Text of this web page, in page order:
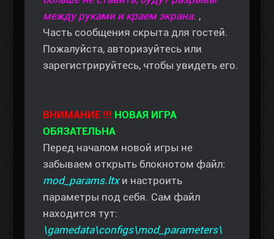
между руками и краем экрана. ,
Часть сообщения скрыта для гостей.
Пожалуйста, авторизуйтесь или
зарегистрируйтесь, чтобы увидеть его.
ВНИМАНИЕ !!! НОВАЯ ИГРА
ОБЯЗАТЕЛЬНА
Перед началом новой игры не
забываем открыть блокнотом файл:
mod_params.ltxи настроить
параметры под себя. Сам файл
находится тут:
\gamedata\configs\mod_parameters\